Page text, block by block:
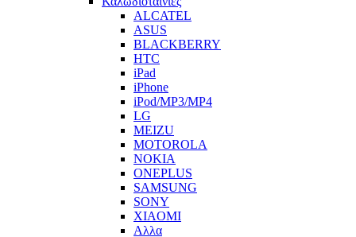
ALCATEL
ASUS
BLACKBERRY
HTC
iPad
iPhone
iPod/MP3/MP4
LG
MEIZU
MOTOROLA
NOKIA
ONEPLUS
SAMSUNG
SONY
XIAOMI
Αλλα